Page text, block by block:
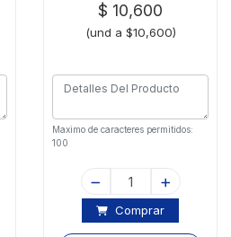
$ 10,600
(und a $10,600)
Maximo de caracteres permitidos:
100
Comprar